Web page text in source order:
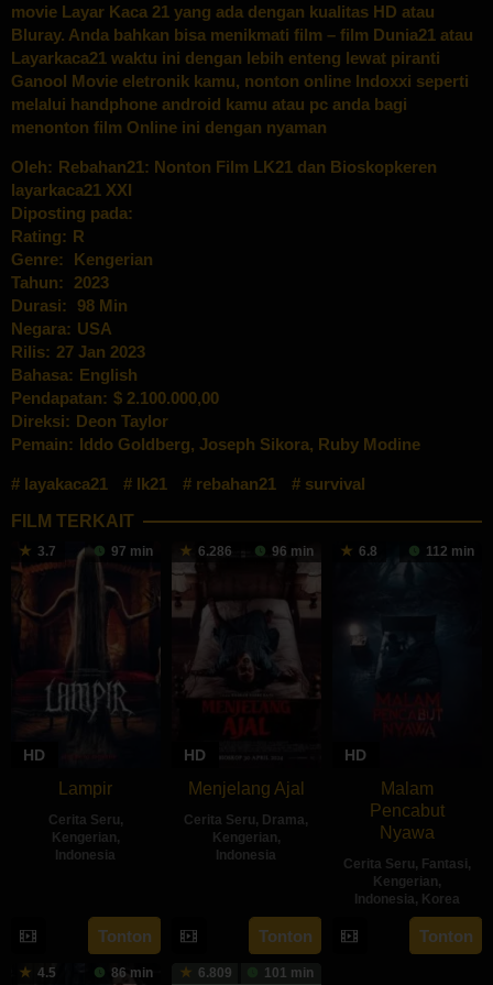
movie Layar Kaca 21 yang ada dengan kualitas HD atau
Bluray. Anda bahkan bisa menikmati film – film Dunia21 atau
Layarkaca21 waktu ini dengan lebih enteng lewat piranti
Ganool Movie eletronik kamu, nonton online Indoxxi seperti
melalui handphone android kamu atau pc anda bagi
menonton film Online ini dengan nyaman
Oleh: Rebahan21: Nonton Film LK21 dan Bioskopkeren
layarkaca21 XXI
Diposting pada:
Rating: R
Genre:
Kengerian
Tahun:
2023
Durasi:
98 Min
Negara: USA
Rilis: 27 Jan 2023
Bahasa: English
Pendapatan: $ 2.100.000,00
Direksi: Deon Taylor
Pemain: Iddo Goldberg, Joseph Sikora, Ruby Modine
layakaca21 lk21 rebahan21
survival
FILM TERKAIT
3.7 97 min
HD
Lampir
Cerita Seru,
Kengerian,
Indonesia
Feb
2024
Gulardi
Tonton
6.286 96 min
HD
Menjelang Ajal
Cerita Seru, Drama,
Kengerian,
Indonesia
Apr
2024
Daeng
Ratu
Tonton
6.8 112 min
HD
Malam
Pencabut
Nyawa
Cerita Seru, Fantasi,
Kengerian,
Indonesia, Korea
22
May
Sidharta
Tata
Tonton
4.5 86 min 6.809 101 min